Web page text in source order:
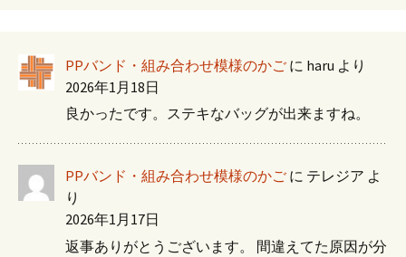
PPバンド・組み合わせ模様のかご に haru より
2026年1月18日
良かったです。ステキなバッグが出来ますね。
PPバンド・組み合わせ模様のかご に テレジア よ
り
2026年1月17日
返事ありがとうございます。 間違えてた原因が分